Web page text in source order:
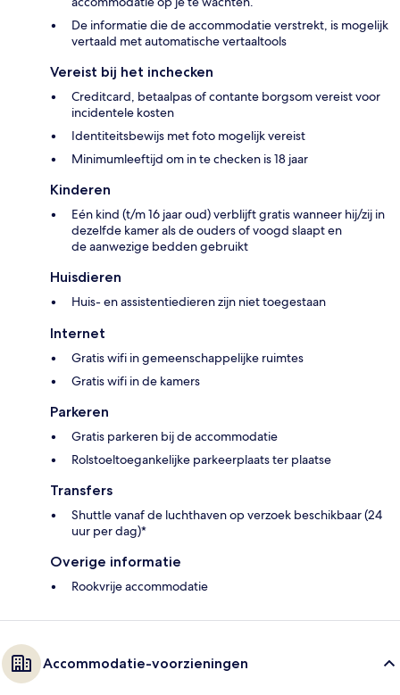
De informatie die de accommodatie verstrekt, is mogelijk
vertaald met automatische vertaaltools
Vereist bij het inchecken
Creditcard, betaalpas of contante borgsom vereist voor
incidentele kosten
Identiteitsbewijs met foto mogelijk vereist
Minimumleeftijd om in te checken is 18 jaar
Kinderen
Eén kind (t/m 16 jaar oud) verblijft gratis wanneer hij/zij in
dezelfde kamer als de ouders of voogd slaapt en
de aanwezige bedden gebruikt
Huisdieren
Huis- en assistentiedieren zijn niet toegestaan
Internet
Gratis wifi in gemeenschappelijke ruimtes
Gratis wifi in de kamers
Parkeren
Gratis parkeren bij de accommodatie
Rolstoeltoegankelijke parkeerplaats ter plaatse
Transfers
Shuttle vanaf de luchthaven op verzoek beschikbaar (24
uur per dag)*
Overige informatie
Rookvrije accommodatie
Accommodatie-voorzieningen